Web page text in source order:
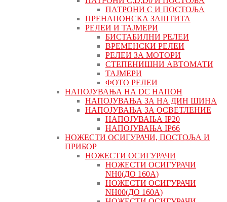
ПАТРОНИ C И ПОСТОЉА
ПРЕНАПОНСКА ЗАШТИТА
РЕЛЕИ И ТАЈМЕРИ
БИСТАБИЛНИ РЕЛЕИ
ВРЕМЕНСКИ РЕЛЕИ
РЕЛЕИ ЗА МОТОРИ
СТЕПЕНИШНИ АВТОМАТИ
ТАЈМЕРИ
ФОТО РЕЛЕИ
НАПОЈУВАЊА НА DC НАПОН
НАПОЈУВАЊА ЗА НА ДИН ШИНА
НАПОЈУВАЊА ЗА ОСВЕТЛЕНИЕ
НАПОЈУВАЊА IP20
НАПОЈУВАЊА IP66
НОЖЕСТИ ОСИГУРАЧИ, ПОСТОЉА И
ПРИБОР
НОЖЕСТИ ОСИГУРАЧИ
НОЖЕСТИ ОСИГУРАЧИ
NH0(ДО 160А)
НОЖЕСТИ ОСИГУРАЧИ
NH00(ДО 160А)